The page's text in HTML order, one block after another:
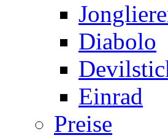
Diabolo
Einrad
Preise